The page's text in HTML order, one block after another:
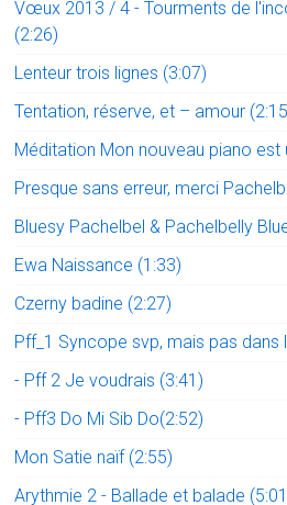
Vœux 2013 / 4 - Tourments de
(2:26)
Lenteur trois lignes (3:07)
Tentation, réserve, et – amour
Méditation Mon nouveau piano est
Presque sans erreur, merci
Bluesy Pachelbel & Pachelbelly
Ewa Naissance (1:33)
Czerny badine (2:27)
Pff_1 Syncope svp, mais pas dans
- Pff 2 Je voudrais (3:41)
- Pff3 Do Mi Sib Do(2:52)
Mon Satie naïf (2:55)
Arythmie 2 - Ballade et balade